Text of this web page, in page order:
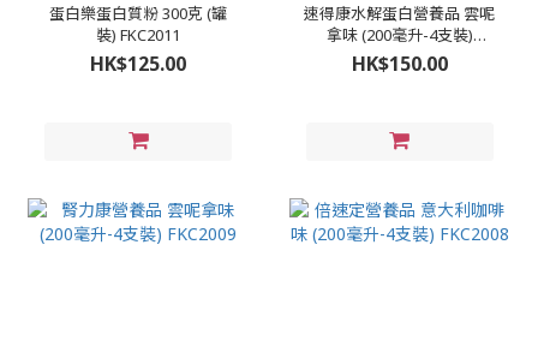
蛋白樂蛋白質粉 300克 (罐
裝) FKC2011
HK$125.00
速得康水解蛋白營養品 雲呢
拿味 (200毫升-4支裝)
FKC2010
HK$150.00